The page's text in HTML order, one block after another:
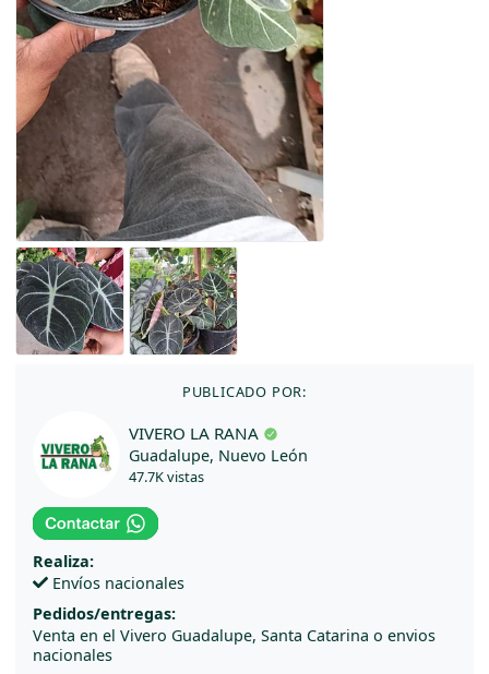
PUBLICADO POR:
VIVERO LA RANA
Guadalupe, Nuevo León
47.7K vistas
Realiza:
Envíos nacionales
Pedidos/entregas:
Venta en el Vivero Guadalupe, Santa Catarina o envios
nacionales